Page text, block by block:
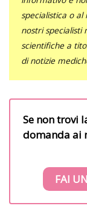
specialistica o
nostri specialisti
scientifiche a
di notizie
Se non trovi
domanda ai
FAI